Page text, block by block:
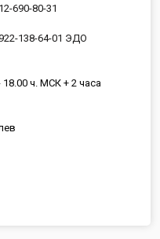
690-80-31
138-64-01 ЭДО
ч. МСК + 2 часа